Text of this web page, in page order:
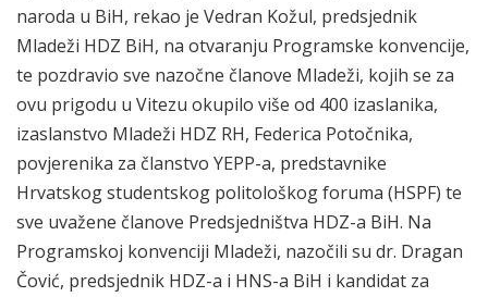
naroda u BiH, rekao je Vedran Kožul, predsjednik
Mladeži HDZ BiH, na otvaranju Programske konvencije,
te pozdravio sve nazočne članove Mladeži, kojih se za
ovu prigodu u Vitezu okupilo više od 400 izaslanika,
izaslanstvo Mladeži HDZ RH, Federica Potočnika,
povjerenika za članstvo YEPP-a, predstavnike
Hrvatskog studentskog politološkog foruma (HSPF) te
sve uvažene članove Predsjedništva HDZ-a BiH. Na
Programskoj konvenciji Mladeži, nazočili su dr. Dragan
Čović, predsjednik HDZ-a i HNS-a BiH i kandidat za